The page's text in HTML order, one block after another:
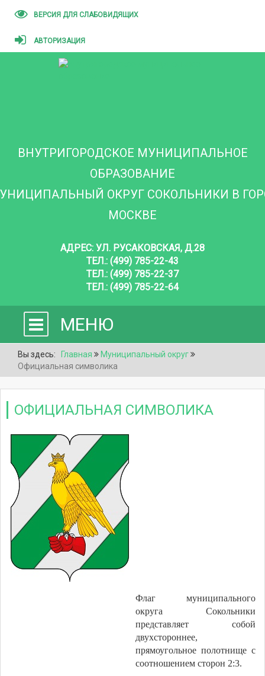
ВЕРСИЯ ДЛЯ СЛАБОВИДЯЩИХ
АВТОРИЗАЦИЯ
ВНУТРИГОРОДСКОЕ МУНИЦИПАЛЬНОЕ
ОБРАЗОВАНИЕ
ОКРУГ СОКОЛЬНИКИ В
МОСКВЕ
АДРЕС: УЛ. РУСАКОВСКАЯ, Д.28
ТЕЛ.: (499) 785-22-43
ТЕЛ.: (499) 785-22-37
ТЕЛ.: (499) 785-22-64
МЕНЮ
Вы здесь: Главная
Муниципальный округ
Официальная символика
ОФИЦИАЛЬНАЯ СИМВОЛИКА
Флаг муниципального
округа Сокольники
представляет собой
двухстороннее,
прямоугольное полотнище с
соотношением сторон 2:3.